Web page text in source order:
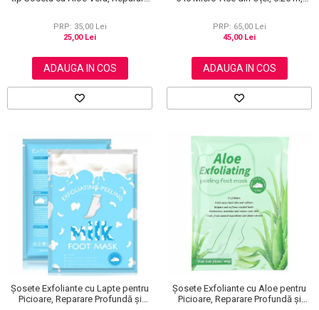
PRP: 35,00 Lei
25,00 Lei
ADAUGA IN COS
PRP: 65,00 Lei
45,00 Lei
ADAUGA IN COS
Șosete Exfoliante cu Lapte pentru
Picioare, Reparare Profundă și
Șosete Exfoliante cu Aloe pentru
Picioare, Reparare Profundă și